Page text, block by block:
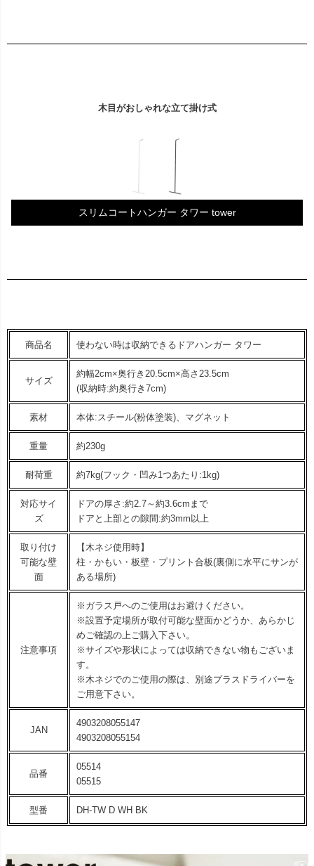
木目がおしゃれな立て掛け式
スリムコートハンガー タワー tower
商品名 使わない時は収納できるドアハンガー タワー
サイズ
約幅2cm×奥行き20.5cm×高さ23.5cm
(収納時:約奥行き7cm)
素材 本体:スチール(粉体塗装)、マグネット
重量 約230g
耐荷重 約7kg(フック・凹み1つあたり:1kg)
対応サイ
ズ
ドアの厚さ:約2.7～約3.6cmまで
ドアと上部との隙間:約3mm以上
取り付け
可能な壁
面
【木ネジ使用時】
柱・かもい・板壁・プリント合板(裏側に水平にサンが
ある場所)
注意事項
※ガラス戸へのご使用はお避けください。
※設置予定場所が取付可能な壁面かどうか、あらかじ
めご確認の上ご購入下さい。
※サイズや形状によっては収納できない物もございま
す。
※木ネジでのご使用の際は、別途プラスドライバーを
ご用意下さい。
JAN
4903208055147
4903208055154
品番
05514
05515
型番 DH-TW D WH BK